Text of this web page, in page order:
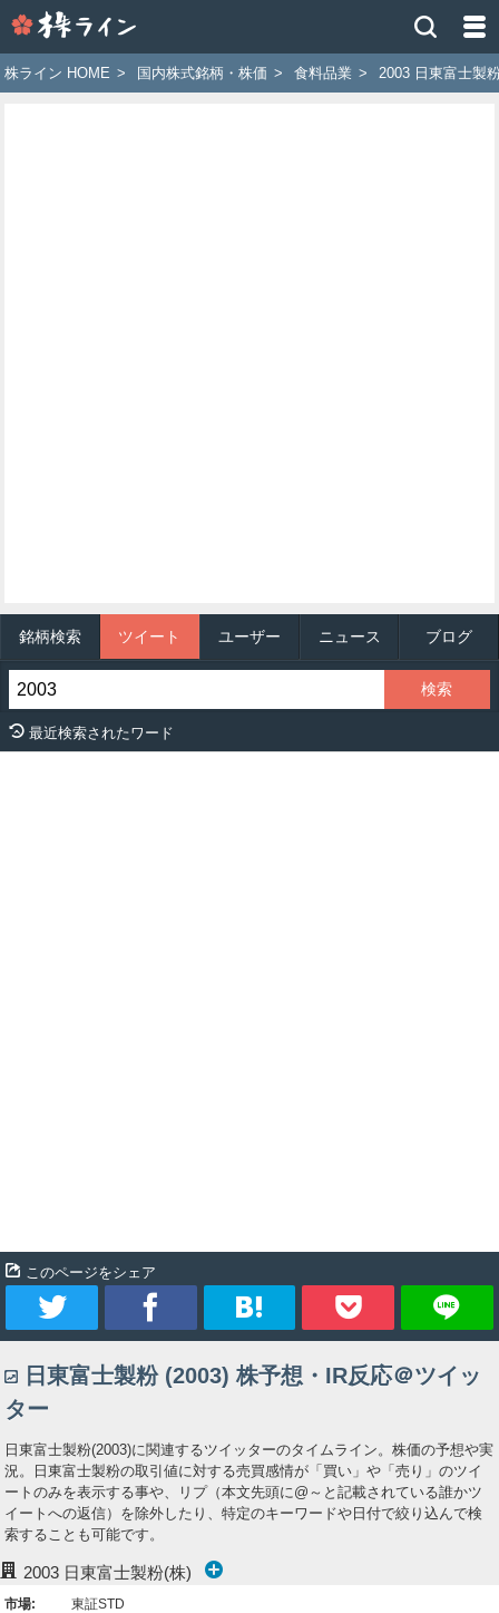
イ
ン
株ライン HOME > 国内株式銘柄・株価 > 食料品業 > 2003 日東富士製
銘柄検索 ツイート ユーザー ニュース ブログ
最近検索されたワード
このページをシェア
イ
ー
ト
ェ
ア
ッ
ク
マ
ー
日東富士製粉 (2003) 株予想・IR反応＠ツイッ
ター
日東富士製粉(2003)に関連するツイッターのタイムライン。株価の予想や実
況。日東富士製粉の取引値に対する売買感情が「買い」や「売り」のツイ
ートのみを表示する事や、リプ（本文先頭に@～と記載されている誰かツ
イートへの返信）を除外したり、特定のキーワードや日付で絞り込んで検
索することも可能です。
2003 日東富士製粉(株)
市場:
東証STD